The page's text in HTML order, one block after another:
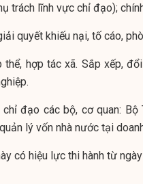
trách lĩnh vực chỉ đạo);
quyết khiếu nại, tố cáo,
hợp tác xã. Sắp xếp,
đạo các bộ, cơ quan: Bộ
lý vốn nhà nước tại
có hiệu lực thi hành từ